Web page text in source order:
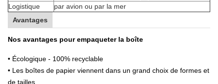
Logistique
par avion ou par la mer
Avantages
Nos avantages pour empaqueter la boîte
• Écologique - 100% recyclable
• Les boîtes de papier viennent dans un grand choix de formes et
de tailles